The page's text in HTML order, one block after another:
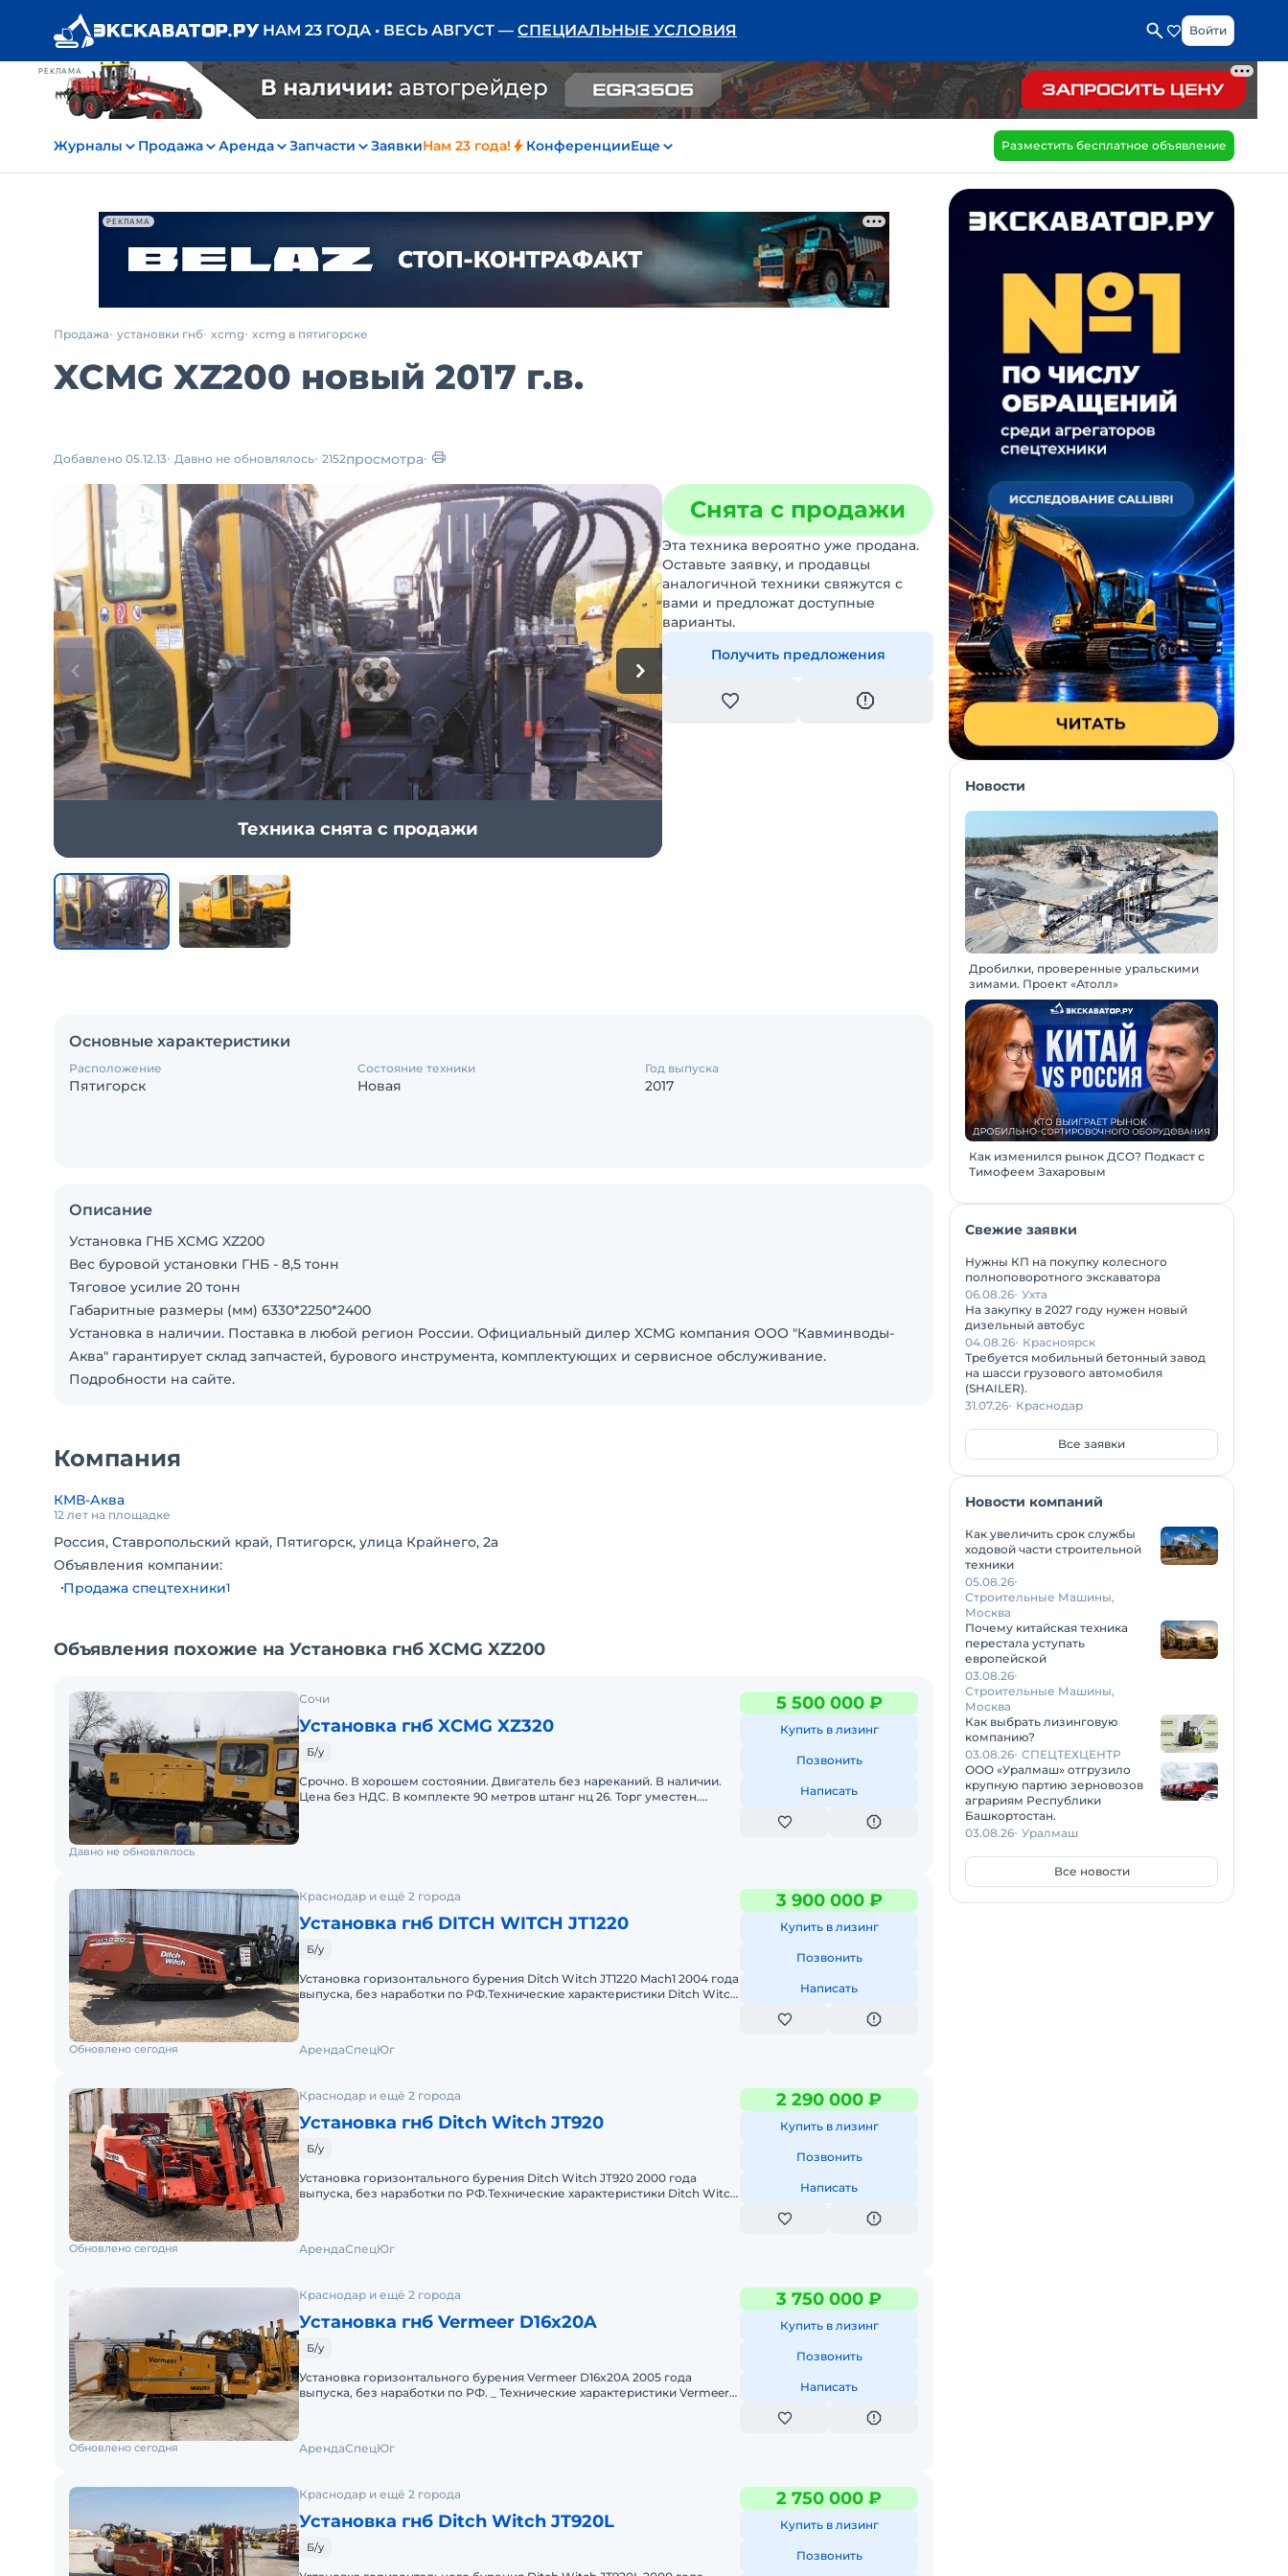
РЕКЛАМА
НАМ 23 ГОДА • ВЕСЬ АВГУСТ — СПЕЦИАЛЬНЫЕ УСЛОВИЯ Войти
Журналы Продажа Аренда Запчасти ЗаявкиНам 23 года! КонференцииЕще Разместить бесплатное объявление
РЕКЛАМА
Продажа установки гнб xcmg xcmg в пятигорске
XCMG XZ200 новый 2017 г.в.
Добавлено 05.12.13 Давно не обновлялось 2152просмотра
Техника снята с продажи
Снята с продажи
Эта техника вероятно уже продана.
Оставьте заявку, и продавцы
аналогичной техники свяжутся с
вами и предложат доступные
варианты.
Получить предложения
Основные характеристики
Расположение
Пятигорск
Состояние техники
Новая
Год выпуска
2017
Описание
Установка ГНБ XCMG XZ200
Вес буровой установки ГНБ - 8,5 тонн
Тяговое усилие 20 тонн
Габаритные размеры (мм) 6330*2250*2400
Установка в наличии. Поставка в любой регион России. Официальный дилер XCMG компания ООО "Кавминводы-
Аква" гарантирует склад запчастей, бурового инструмента, комплектующих и сервисное обслуживание.
Подробности на сайте.
Компания
КМВ-Аква
12 лет на площадке
Россия, Ставропольский край, Пятигорск, улица Крайнего, 2а
Объявления компании:
Продажа спецтехники1
Объявления похожие на Установка гнб XCMG XZ200
Сочи
Установка гнб XCMG XZ320
Б/у
Срочно. В хорошем состоянии. Двигатель без нареканий. В наличии.
Цена без НДС. В комплекте 90 метров штанг нц 26. Торг уместен.
5 500 000 ₽
Купить в лизинг
Позвонить
Написать
Давно не обновлялось
Краснодар и ещё 2 города
Установка гнб DITCH WITCH JT1220
Б/у
Установка горизонтального бурения Ditch Witch JT1220 Mach1 2004 года
выпуска, без наработки по РФ.Технические характеристики Ditch Witch
3 900 000 ₽
Купить в лизинг
Позвонить
Написать
Обновлено сегодня АрендаСпецЮг
Краснодар и ещё 2 города
Установка гнб Ditch Witch JT920
Б/у
Установка горизонтального бурения Ditch Witch JT920 2000 года
выпуска, без наработки по РФ.Технические характеристики Ditch Witch
2 290 000 ₽
Купить в лизинг
Позвонить
Написать
Обновлено сегодня АрендаСпецЮг
Краснодар и ещё 2 города
Установка гнб Vermeer D16x20A
Б/у
Установка горизонтального бурения Vermeer D16x20A 2005 года
выпуска, без наработки по РФ. _ Технические характеристики Vermeer
3 750 000 ₽
Купить в лизинг
Позвонить
Написать
Обновлено сегодня АрендаСпецЮг
Краснодар и ещё 2 города
Установка гнб Ditch Witch JT920L
Б/у
2 750 000 ₽
Купить в лизинг
Позвонить
Новости
Дробилки, проверенные уральскими
зимами. Проект «Атолл»
Как изменился рынок ДСО? Подкаст с
Тимофеем Захаровым
Свежие заявки
Нужны КП на покупку колесного
полноповоротного экскаватора
06.08.26 Ухта
На закупку в 2027 году нужен новый
дизельный автобус
04.08.26 Красноярск
Требуется мобильный бетонный завод
на шасси грузового автомобиля
(SHAILER).
31.07.26 Краснодар
Все заявки
Новости компаний
Как увеличить срок службы
ходовой части строительной
техники
05.08.26
Строительные Машины,
Москва
Почему китайская техника
перестала уступать
европейской
03.08.26
Строительные Машины,
Москва
Как выбрать лизинговую
компанию?
03.08.26 СПЕЦТЕХЦЕНТР
ООО «Уралмаш» отгрузило
крупную партию зерновозов
аграриям Республики
Башкортостан.
03.08.26 Уралмаш
Все новости